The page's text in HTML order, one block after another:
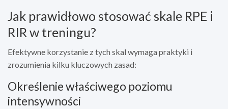
Jak prawidłowo stosować skale RPE i
RIR w treningu?
Efektywne korzystanie z tych skal wymaga praktyki i
zrozumienia kilku kluczowych zasad:
Określenie właściwego poziomu
intensywności